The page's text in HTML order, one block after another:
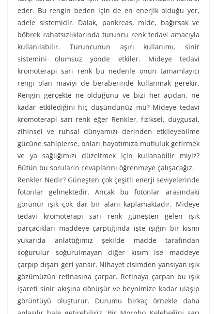
eder. Bu rengin beden için de en enerjik olduğu yer,
adele sistemidir. Dalak, pankreas, mide, bağırsak ve
böbrek rahatsızlıklarında turuncu renk tedavi amacıyla
kullanılabilir. Turuncunun aşırı kullanımı, sinir
sistemini olumsuz yönde etkiler. Mideye tedavi
kromoterapi sarı renk bu nedenle onun tamamlayıcı
rengi olan maviyi de beraberinde kullanmak gerekir.
Rengin gerçekte ne olduğunu ve bizi her açıdan, ne
kadar etkilediğini hiç düşündünüz mü? Mideye tedavi
kromoterapi sarı renk eğer Renkler, fiziksel, duygusal,
zihinsel ve ruhsal dünyamızı derinden etkileyebilme
gücüne sahiplerse, onları hayatımıza mutluluk getirmek
ve ya sağlığımızı düzeltmek için kullanabilir miyiz?
Bütün bu soruların cevaplarını öğrenmeye çalışacağız.
Renkler Nedir? Güneşten çok çeşitli enerji seviyelerinde
fotonlar gelmektedir. Ancak bu fotonlar arasındaki
görünür ışık çok dar bir alanı kaplamaktadır. Mideye
tedavi kromoterapi sarı renk güneşten gelen ışık
parçacıkları maddeye çarptığında işte ışığın bir kısmı
yukarıda anlattığımız şekilde madde tarafından
soğurulur soğurulmayan diğer kısım ise maddeye
çarpıp dışarı geri yansır. Nihayet cisimden yansıyan ışık
gözümüzün retinasına çarpar. Retinaya çarpan bu ışık
işareti sinir akışına dönüşür ve beynimize kadar ulaşıp
görüntüyü oluşturur. Durumu birkaç örnekle daha